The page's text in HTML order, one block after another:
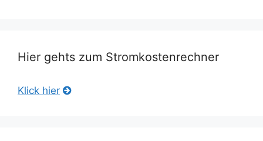
Hier gehts zum Stromkostenrechner
Klick hier